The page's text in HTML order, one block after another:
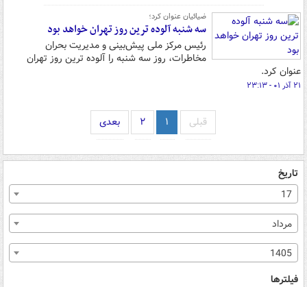
ضیائیان عنوان کرد؛
سه شنبه آلوده ترین روز تهران خواهد بود
رئیس مرکز ملی پیش‌بینی و مدیریت بحران
مخاطرات، روز سه شنبه را آلوده ترین روز تهران
عنوان کرد.
۲۱ آذر ۰۱ - ۲۳:۱۳
قبلی ۱ ۲ بعدی
تاریخ
17
مرداد
1405
فیلترها